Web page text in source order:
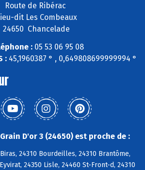
Route de Ribérac
dit Les Combeaux
24650 Chancelade
:05 53 06 95 08
: 45,1960387 ° , 0,649808699999994 °
D'or 3 (24650) est proche de :
24310 Bourdeilles, 24310 Brantôme,
24350 Lisle, 24460 St-Front-d, 24310